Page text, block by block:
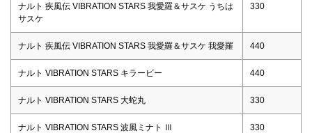
ナルト 疾風伝 VIBRATION STARS 我愛羅＆サスケ うちは
サスケ
330
ナルト 疾風伝 VIBRATION STARS 我愛羅＆サスケ 我愛羅 440
ナルト VIBRATION STARS キラービー 440
ナルト VIBRATION STARS 大蛇丸 330
ナルト VIBRATION STARS 波風ミナト Ⅲ 330